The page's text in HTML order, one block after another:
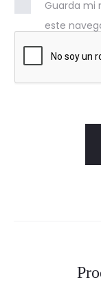
Guarda mi
este